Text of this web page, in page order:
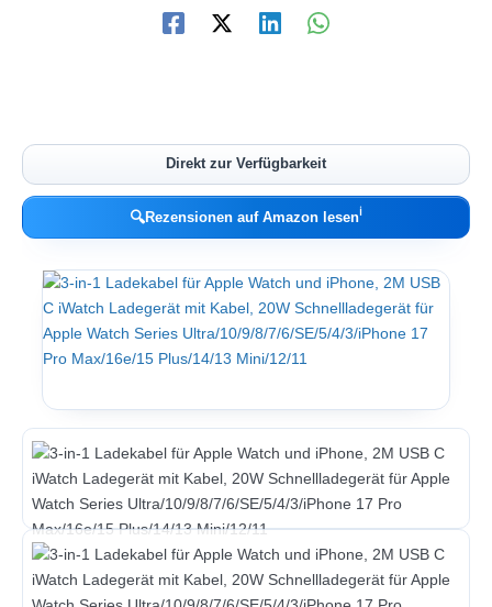
Direkt zur Verfügbarkeit
🔍Rezensionen auf Amazon lesenℹ︎